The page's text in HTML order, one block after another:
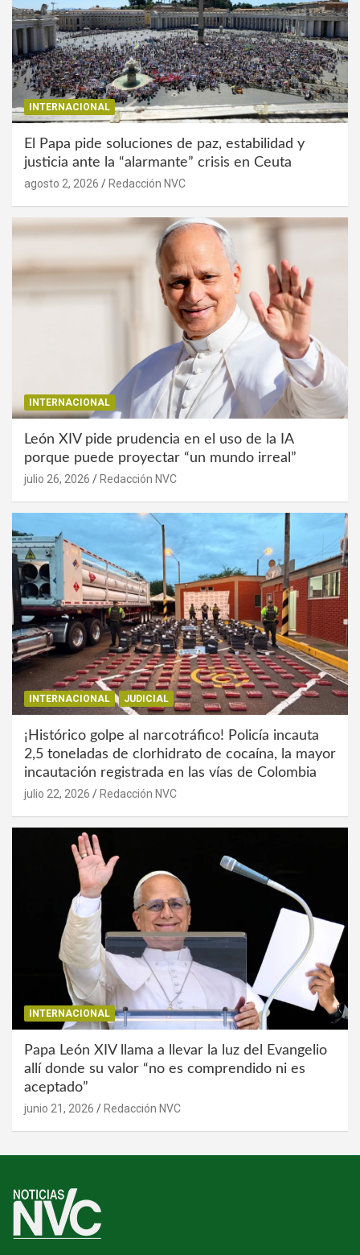
INTERNACIONAL
El Papa pide soluciones de paz, estabilidad y
justicia ante la “alarmante” crisis en Ceuta
agosto 2, 2026 Redacción NVC
INTERNACIONAL
León XIV pide prudencia en el uso de la IA
porque puede proyectar “un mundo irreal”
julio 26, 2026 Redacción NVC
INTERNACIONAL JUDICIAL
¡Histórico golpe al narcotráfico! Policía incauta
2,5 toneladas de clorhidrato de cocaína, la mayor
incautación registrada en las vías de Colombia
julio 22, 2026 Redacción NVC
INTERNACIONAL
Papa León XIV llama a llevar la luz del Evangelio
allí donde su valor “no es comprendido ni es
aceptado”
junio 21, 2026 Redacción NVC